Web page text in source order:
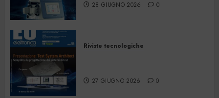
28 GIUGNO 2026 0
Riviste tecnologiche
27 GIUGNO 2026 0